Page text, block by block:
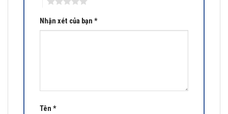
Nhận xét của bạn *
Tên *